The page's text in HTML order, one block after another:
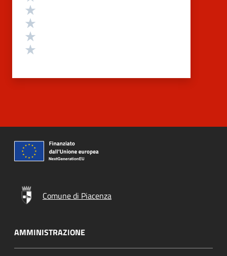
Comune di Piacenza
AMMINISTRAZIONE